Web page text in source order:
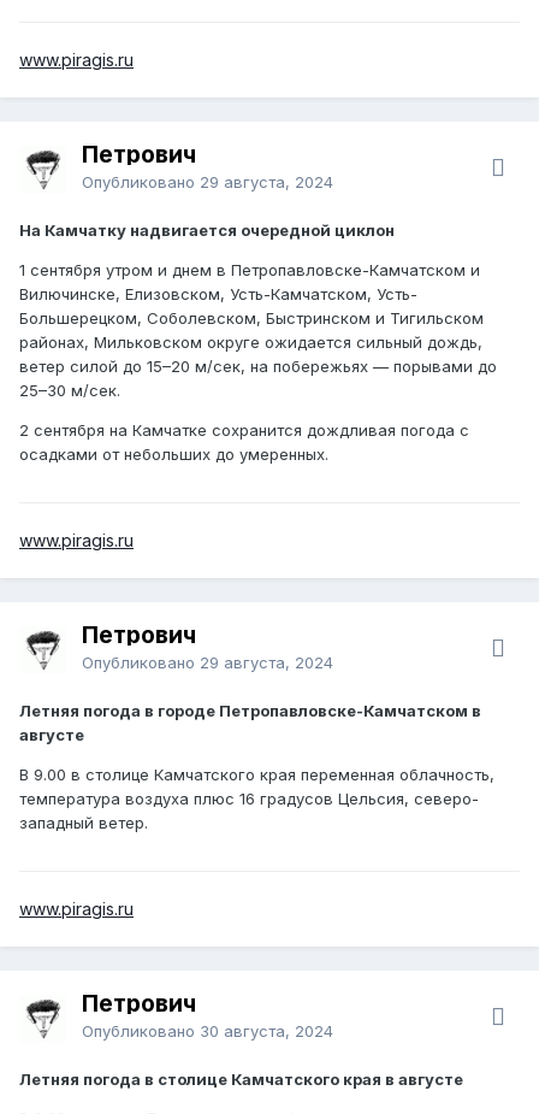
www.piragis.ru
Петрович
Опубликовано 29 августа, 2024
На Камчатку надвигается очередной циклон
1 сентября утром и днем в Петропавловске-Камчатском и
Вилючинске, Елизовском, Усть-Камчатском, Усть-
Большерецком, Соболевском, Быстринском и Тигильском
районах, Мильковском округе ожидается сильный дождь,
ветер силой до 15–20 м/сек, на побережьях — порывами до
25–30 м/сек.
2 сентября на Камчатке сохранится дождливая погода с
осадками от небольших до умеренных.
www.piragis.ru
Петрович
Опубликовано 29 августа, 2024
Летняя погода в городе Петропавловске-Камчатском в
августе
В 9.00 в столице Камчатского края переменная облачность,
температура воздуха плюс 16 градусов Цельсия, северо-
западный ветер.
www.piragis.ru
Петрович
Опубликовано 30 августа, 2024
Летняя погода в столице Камчатского края в августе